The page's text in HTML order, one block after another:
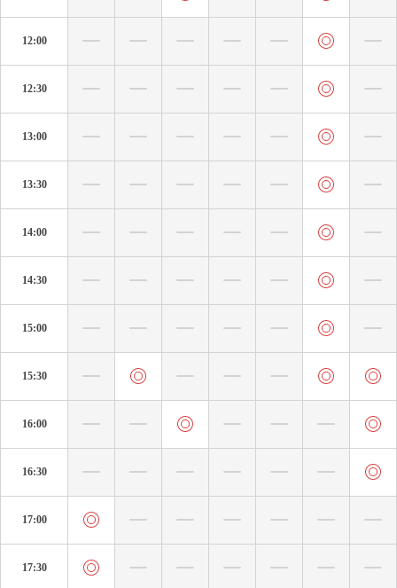
12:00
12:30
13:00
13:30
14:00
14:30
15:00
15:30
16:00
16:30
17:00
17:30